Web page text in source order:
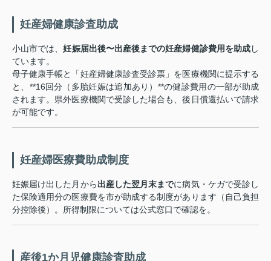
妊産婦健康診査助成
小山市では、妊娠届出後〜出産後までの妊産婦健診費用を助成し
ています。
母子健康手帳と「妊産婦健康診査受診票」を医療機関に提示する
と、**16回分（多胎妊娠は追加あり）**の健診費用の一部が助成
されます。県外医療機関で受診した場合も、後日償還払いで請求
が可能です。
妊産婦医療費助成制度
妊娠届け出した月から出産した翌月末までに病気・ケガで受診し
た保険適用分の医療費を市が助成する制度があります（自己負担
分控除後）。所得制限については公式窓口で確認を。
産後1か月児健康診査助成